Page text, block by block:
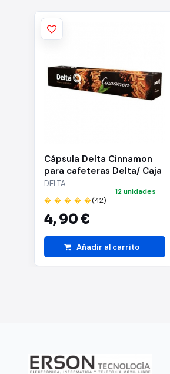
Cápsula Delta Cinnamon
para cafeteras Delta/ Caja
de 10
DELTA
� � � � �(42)
4,90 €
12 unidades
Añadir al carrito